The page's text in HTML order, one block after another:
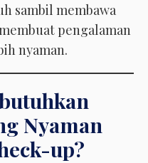
sambil membawa
pengalaman
nyaman.
Nyaman
up?